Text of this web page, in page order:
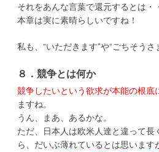
それをあんな言葉で還元するとは・
本章は実に素晴らしいですね！
私も、“いただきます”や“ごちそうさ
８．競争とは何か
競争したいという欲求が本能の根底
ますね。
うん、まあ、あるかな。
ただ、日本人は欧米人達と違って
ら、だいぶ薄れているとは思います